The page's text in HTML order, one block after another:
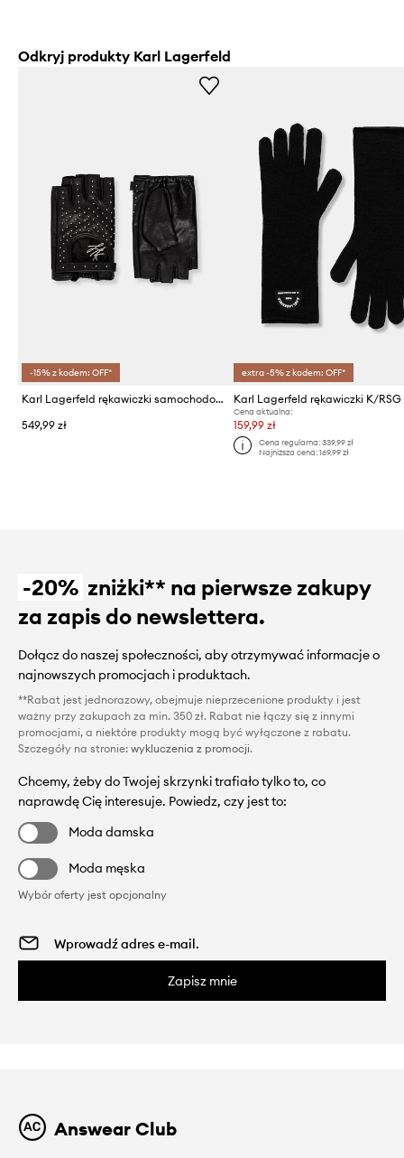
Odkryj produkty Karl Lagerfeld
-15% z kodem: OFF*
Karl Lagerfeld rękawiczki samochodowe damskie skórzane K/AUTOGRAPH
549,99 zł
extra -5% z kodem: OFF*
Karl Lagerfeld rękawiczki K/RSG
Cena aktualna:
159,99 zł
Cena regularna: 339,99 zł
Najniższa cena: 169,99 zł
-20% zniżki** na pierwsze zakupy
za zapis do newslettera.
Dołącz do naszej społeczności, aby otrzymywać informacje o
najnowszych promocjach i produktach.
**Rabat jest jednorazowy, obejmuje nieprzecenione produkty i jest
ważny przy zakupach za min. 350 zł. Rabat nie łączy się z innymi
promocjami, a niektóre produkty mogą być wyłączone z rabatu.
Szczegóły na stronie: wykluczenia z promocji.
Chcemy, żeby do Twojej skrzynki trafiało tylko to, co
naprawdę Cię interesuje. Powiedz, czy jest to:
Moda damska
Moda męska
Wybór oferty jest opcjonalny
Zapisz mnie
Answear Club